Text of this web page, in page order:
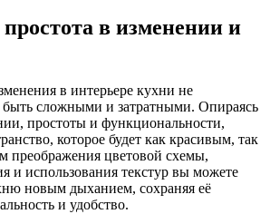
в изменении и
в интерьере кухни не
быть сложными и затратными. Опираясь
простоты и функциональности,
которое будет как красивым, так
преображения цветовой схемы,
и использования текстур вы можете
новым дыханием, сохраняя её
и удобство.